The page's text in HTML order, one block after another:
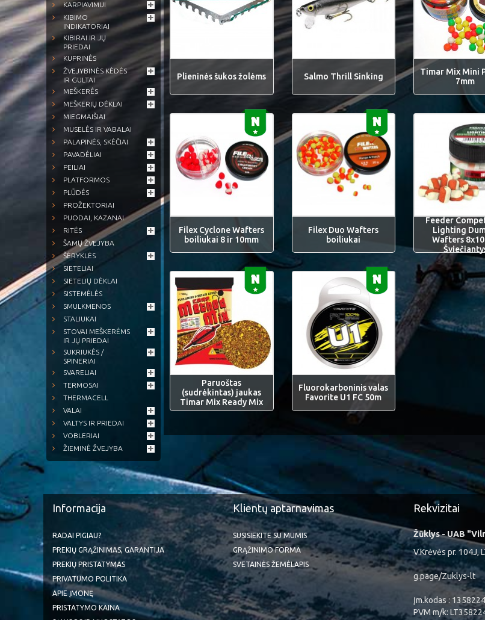
KARPIAVIMUI
KIBIMO
INDIKATORIAI
KIBIRAI IR JŲ
PRIEDAI
KUPRINĖS
ŽVEJYBINĖS KĖDĖS
IR GULTAI
MEŠKERĖS
MEŠKERIŲ DĖKLAI
MIEGMAIŠIAI
MUSELĖS IR VABALAI
PALAPINĖS, SKĖČIAI
PAVADĖLIAI
PEILIAI
PLATFORMOS
PLŪDĖS
PROŽEKTORIAI
PUODAI, KAZANAI
RITĖS
ŠAMŲ ŽVEJYBA
ŠĖRYKLĖS
SIETELIAI
SIETELIŲ DĖKLAI
SISTEMĖLĖS
SMULKMENOS
STALIUKAI
STOVAI MEŠKERĖMS
IR JŲ PRIEDAI
SUKRIUKĖS /
SPINERIAI
SVARELIAI
TERMOSAI
THERMACELL
VALAI
VALTYS IR PRIEDAI
VOBLERIAI
ŽIEMINĖ ŽVEJYBA
Plieninės šukos žolėms Salmo Thrill Sinking
Timar Mix Mini
7mm
Filex Cyclone Wafters
boiliukai 8 ir 10mm
Filex Duo Wafters
boiliukai
Feeder
Lighting
Wafters
Paruoštas
(sudrėkintas) jaukas
Timar Mix Ready Mix
Fluorokarboninis valas
Favorite U1 FC 50m
Informacija
RADAI PIGIAU?
PREKIŲ GRĄŽINIMAS, GARANTIJA
PREKIŲ PRISTATYMAS
PRIVATUMO POLITIKA
APIE ĮMONĘ
PRISTATYMO KAINA
Klientų aptarnavimas
SUSISIEKITE SU MUMIS
GRĄŽINIMO FORMA
SVETAINĖS ŽEMĖLAPIS
Rekvizitai
Žūklys - UAB
V.Krėvės pr. 104J,
g.page/Zuklys-lt
Įm.kodas :
PVM m/k: